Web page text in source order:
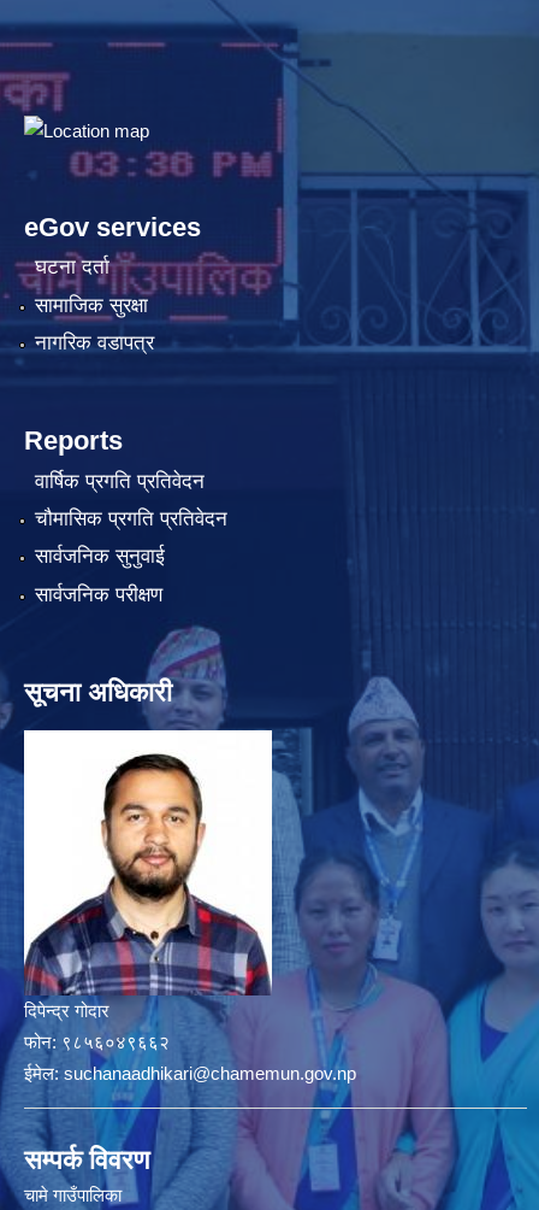
eGov services
घटना दर्ता
सामाजिक सुरक्षा
नागरिक वडापत्र
Reports
वार्षिक प्रगति प्रतिवेदन
चौमासिक प्रगति प्रतिवेदन
सार्वजनिक सुनुवाई
सार्वजनिक परीक्षण
सूचना अधिकारी
दिपेन्द्र गोदार
फोन: ९८५६०४९६६२
ईमेल: suchanaadhikari@chamemun.gov.np
सम्पर्क विवरण
चामे गाउँपालिका